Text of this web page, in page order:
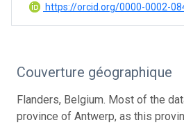
https://orcid.org/0000-0002-
Couverture géographique
Flanders, Belgium. Most of the
province of Antwerp, as this